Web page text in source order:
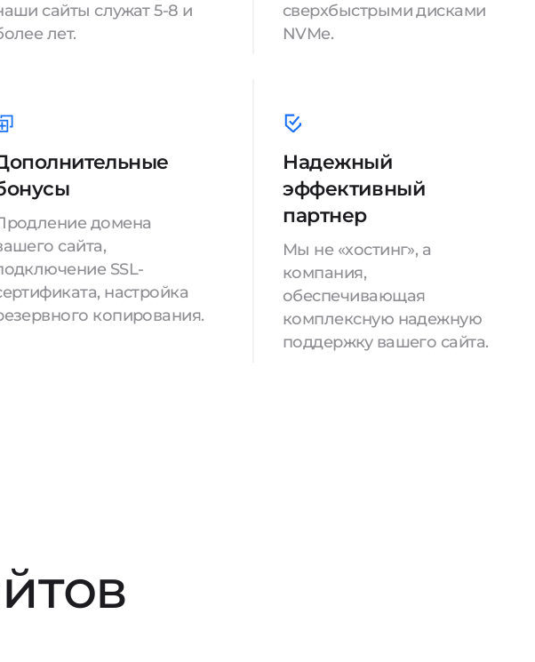
сайты служат 5-8 и
лет.
сверхбыстрыми дисками
NVMe.
домена
сайта,
SSL-
настройка
копирования.
Надежный
эффективный
партнер
Мы не «хостинг», а
компания,
обеспечивающая
комплексную надежную
поддержку вашего сайта.